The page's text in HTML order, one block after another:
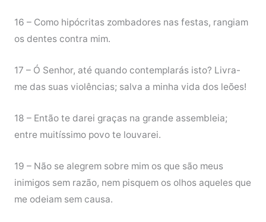
16 – Como hipócritas zombadores nas festas, rangiam
os dentes contra mim.
17 – Ó Senhor, até quando contemplarás isto? Livra-
me das suas violências; salva a minha vida dos leões!
18 – Então te darei graças na grande assembleia;
entre muitíssimo povo te louvarei.
19 – Não se alegrem sobre mim os que são meus
inimigos sem razão, nem pisquem os olhos aqueles que
me odeiam sem causa.